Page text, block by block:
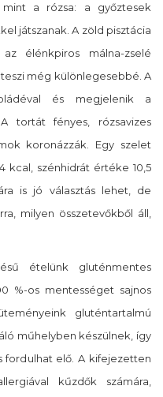
a rózsa: a győztesek
játszanak. A zöld pisztácia
élénkpiros málna-zselé
teszi még különlegesebbé. A
és megjelenik a
tortát fényes, rózsavizes
koronázzák. Egy szelet
kcal, szénhidrát értéke 10,5
is jó választás lehet, de
milyen összetevőkből áll,
ételünk gluténmentes
%-os mentességet sajnos
gluténtartalmú
műhelyben készülnek, így
fordulhat elő. A kifejezetten
kűzdők számára,